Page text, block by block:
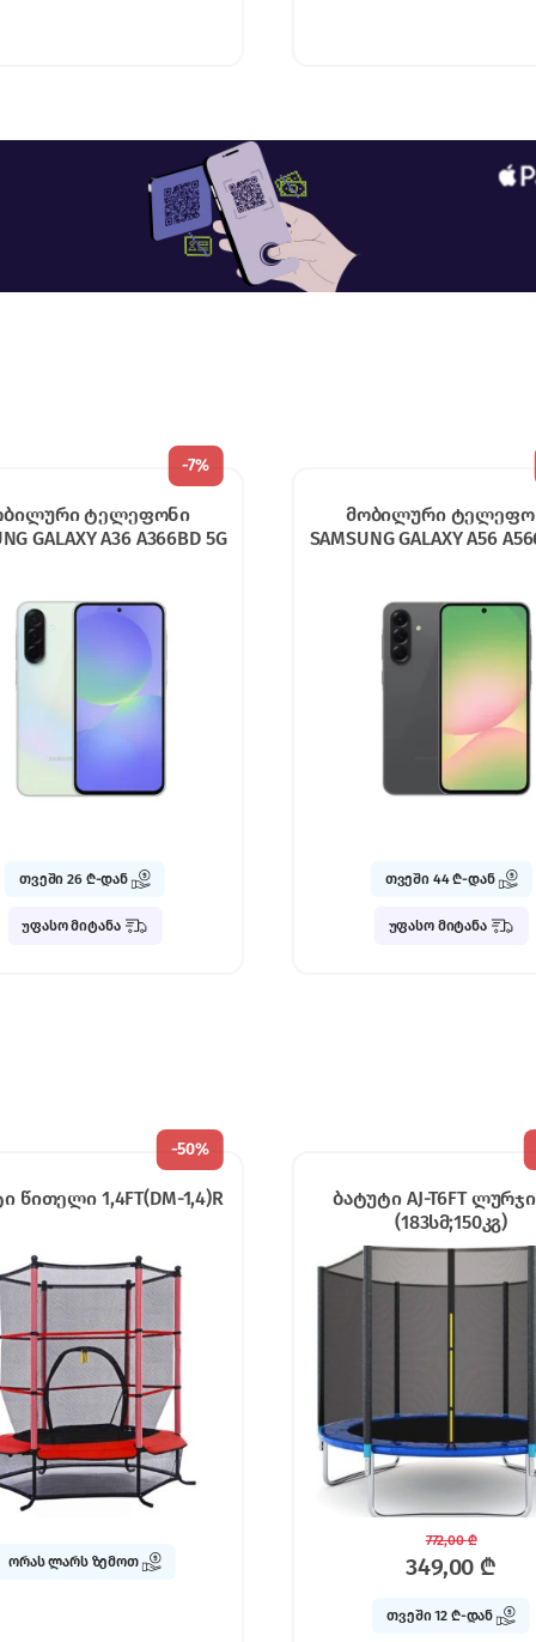
-7%
ტელეფონი
GALAXY A56 A566BD 5G
თვეში 44 ₾-დან
უფასო მიტანა
მობილური ტელეფონი
REDMI 13 6/128GB
თვეში 11 ₾-დან
უფასო მიტანა
-55%
AJ-T6FT ლურჯი 6FT
349,00₾
Gardex სკამი ცისფერი
98,00₾